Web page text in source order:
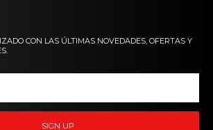
CON LAS ÚLTIMAS NOVEDADES, OFERTAS Y
SIGN UP